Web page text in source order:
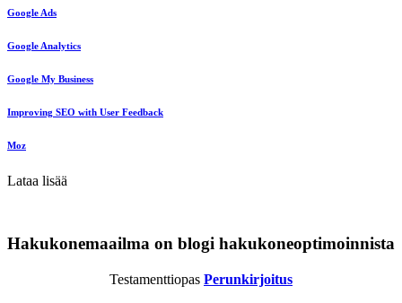
Google Ads
Google Analytics
Google My Business
Improving SEO with User Feedback
Moz
Lataa lisää
Hakukonemaailma on blogi hakukoneoptimoinnista
Testamenttiopas Perunkirjoitus